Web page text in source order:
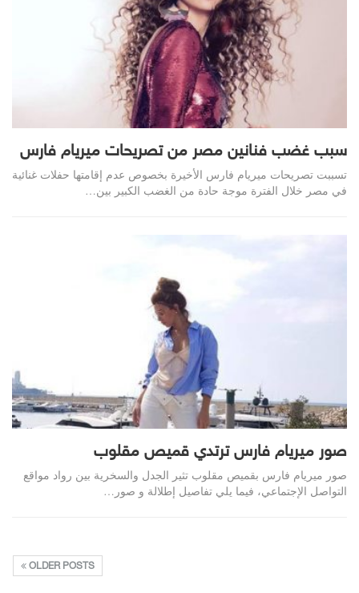
سبب غضب فنانين مصر من تصريحات ميريام فارس
تسببت تصريحات ميريام فارس الأخيرة بخصوص عدم إقامتها حفلات غنائية
في مصر خلال الفترة موجة حادة من الغضب الكبير بين…
صور ميريام فارس ترتدي قميص مقلوب
صور ميريام فارس بقميص مقلوب تثير الجدل والسخرية بين رواد مواقع
التواصل الإجتماعي، فيما يلي تفاصيل إطلالة و صور…
OLDER POSTS